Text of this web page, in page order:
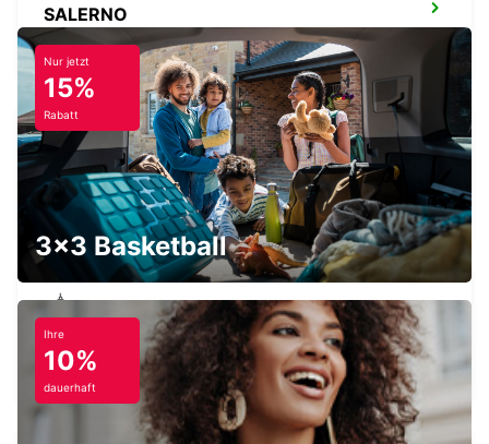
SALERNO
LECCE
LECCE - ITALY
BARI
BARI - ITALY
Nur jetzt
15%
Rabatt
3x3 Basketball
Ihre
10%
dauerhaft